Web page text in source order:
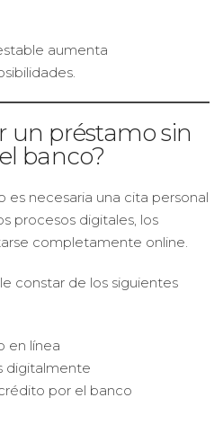
aumenta
un préstamo sin
banco?
es necesaria una cita personal
procesos digitales, los
completamente online.
constar de los siguientes
en línea
digitalmente
por el banco